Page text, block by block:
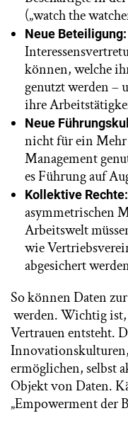
(„watch the
Neue Beteiligung:
können, welche
genutzt werden –
ihre
Neue
nicht für ein
Management
es Führung auf
Kollektive Rechte:
asymmetrischen
Arbeitswelt
wie
abgesichert
So können Daten
werden. Wichtig ist,
Vertrauen entsteht.
ermöglichen, selbst
Objekt von Daten.
„Empowerment der